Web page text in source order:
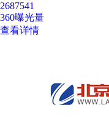
2687541
360曝光量
查看详情